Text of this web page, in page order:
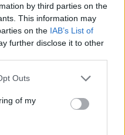
by third parties on the
This information may
on the IAB’s List of
further disclose it to other
Outs
of my